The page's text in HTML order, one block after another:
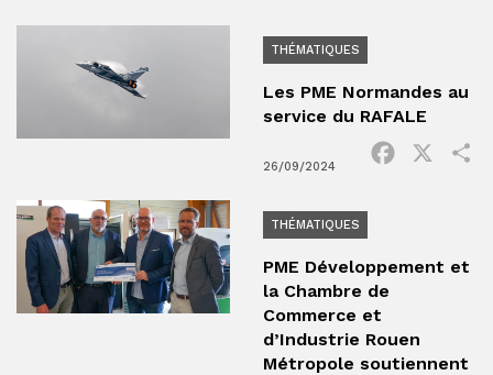
THÉMATIQUES
Les PME Normandes au
service du RAFALE
26/09/2024
Facebook
THÉMATIQUES
PME Développement et
la Chambre de
Commerce et
d’Industrie Rouen
Métropole soutiennent